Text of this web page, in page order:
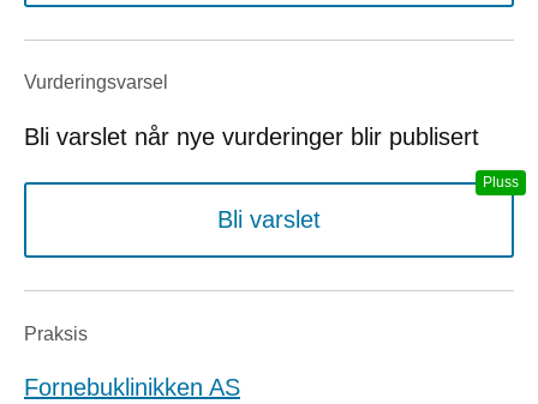
Vurderings­varsel
Bli varslet når nye vurderinger blir publisert
Bli varslet
Praksis
Fornebuklinikken AS